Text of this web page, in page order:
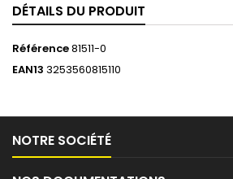
DÉTAILS DU PRODUIT
Référence81511-0
EAN13 3253560815110
NOTRE SOCIÉTÉ